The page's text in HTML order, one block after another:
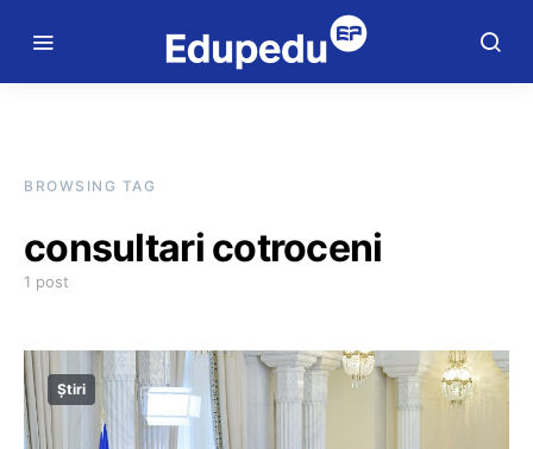
BROWSING TAG
consultari cotroceni
1 post
Știri